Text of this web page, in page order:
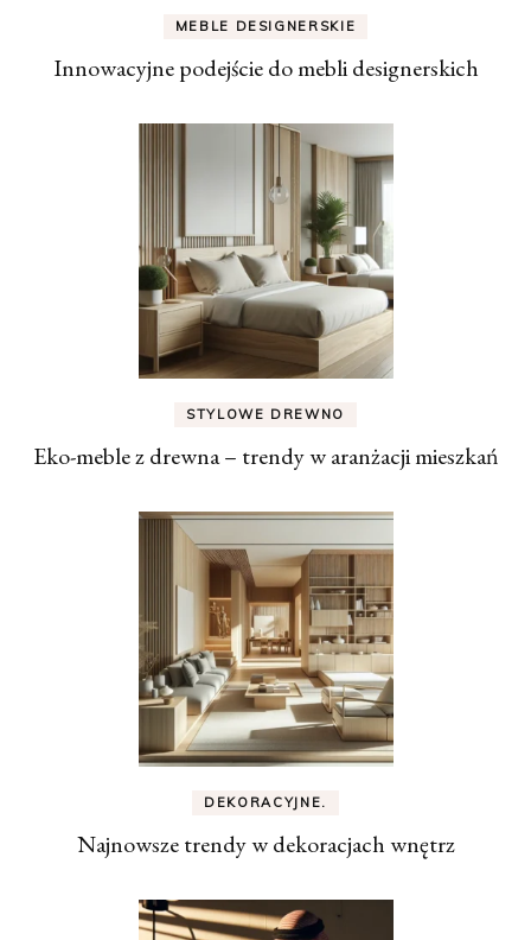
MEBLE DESIGNERSKIE
Innowacyjne podejście do mebli designerskich
STYLOWE DREWNO
Eko-meble z drewna – trendy w aranżacji mieszkań
DEKORACYJNE.
Najnowsze trendy w dekoracjach wnętrz